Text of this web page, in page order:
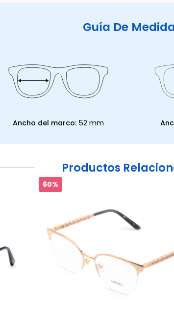
Guía De
Ancho del marco: 52 mm
Productos
60%